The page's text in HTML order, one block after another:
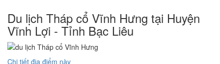
Du lịch Tháp cổ Vĩnh Hưng tại Huyện
Vĩnh Lợi - Tỉnh Bạc Liêu
Chi tiết địa điểm này